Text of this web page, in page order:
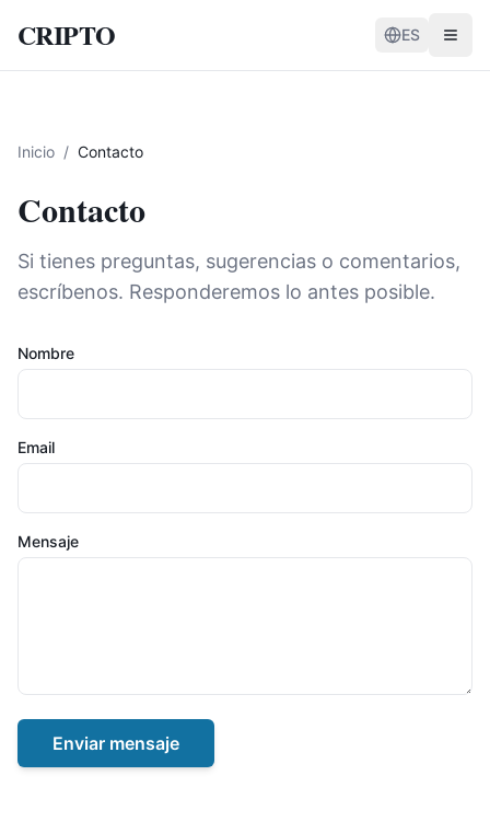
CRIPTO ES
Inicio / Contacto
Contacto
Si tienes preguntas, sugerencias o comentarios,
escríbenos. Responderemos lo antes posible.
Nombre
Email
Mensaje
Enviar mensaje